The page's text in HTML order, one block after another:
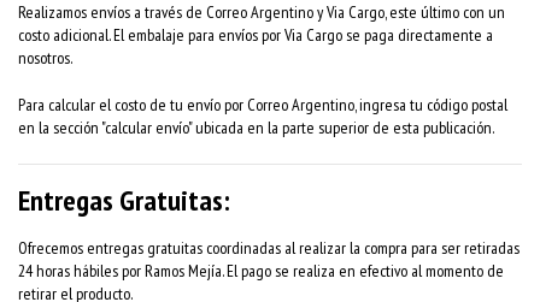
Realizamos envíos a través de Correo Argentino y Via Cargo, este último con un
costo adicional. El embalaje para envíos por Via Cargo se paga directamente a
nosotros.
Para calcular el costo de tu envío por Correo Argentino, ingresa tu código postal
en la sección "calcular envío" ubicada en la parte superior de esta publicación.
Entregas Gratuitas:
Ofrecemos entregas gratuitas coordinadas al realizar la compra para ser retiradas
24 horas hábiles por Ramos Mejía. El pago se realiza en efectivo al momento de
retirar el producto.